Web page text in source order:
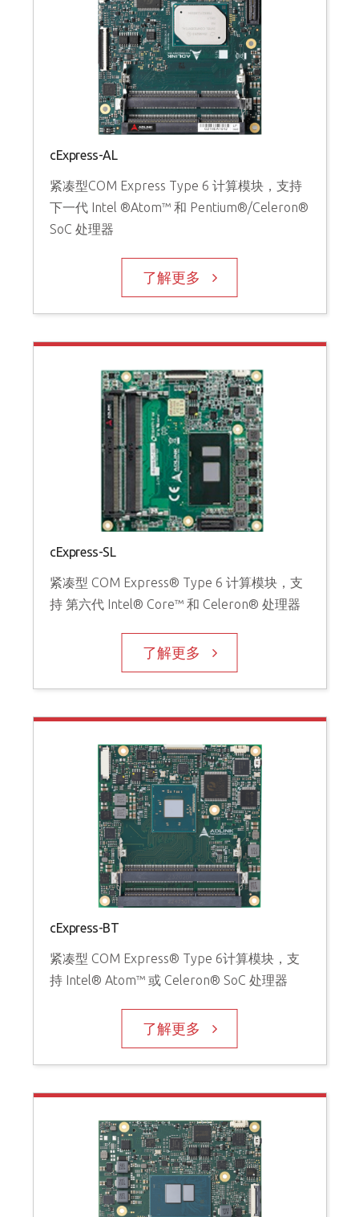
cExpress-AL
紧凑型COM Express Type 6 计算模块，支持
下一代 Intel ®Atom™ 和 Pentium®/Celeron®
SoC 处理器
了解更多
cExpress-SL
紧凑型 COM Express® Type 6 计算模块，支
持 第六代 Intel® Core™ 和 Celeron® 处理器
了解更多
cExpress-BT
紧凑型 COM Express® Type 6计算模块，支
持 Intel® Atom™ 或 Celeron® SoC 处理器
了解更多